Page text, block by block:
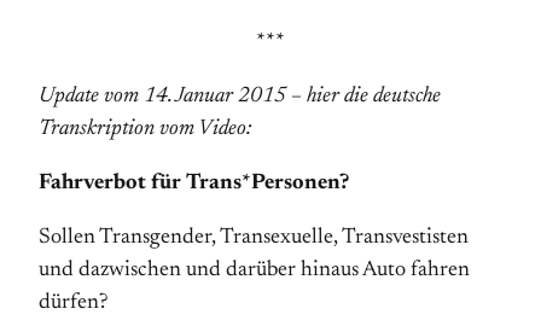
***
Update vom 14. Januar 2015 – hier die deutsche
Transkription vom Video:
Fahrverbot für Trans*Personen?
Sollen Transgender, Transexuelle, Transvestisten
und dazwischen und darüber hinaus Auto fahren
dürfen?